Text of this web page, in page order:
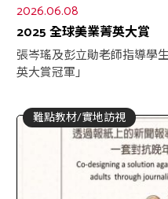
2026.06.08
2025 全球美業菁英大賞
張岑瑤及彭立勛老師指導學
英大賞冠軍」
難點教材/實地訪視